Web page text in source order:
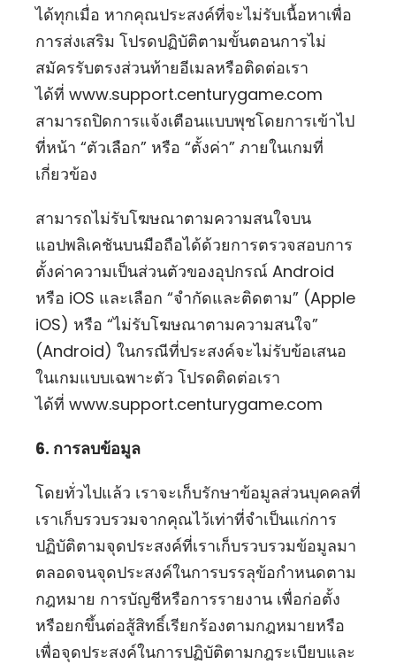
ได้ทุกเมื่อ หากคุณประสงค์ที่จะไม่รับเนื้อหาเพื่อ
การส่งเสริม โปรดปฏิบัติตามขั้นตอนการไม่
สมัครรับตรงส่วนท้ายอีเมลหรือติดต่อเรา
ได้ที่ www.support.centurygame.com
สามารถปิดการแจ้งเตือนแบบพุชโดยการเข้าไป
ที่หน้า “ตัวเลือก” หรือ “ตั้งค่า” ภายในเกมที่
เกี่ยวข้อง
สามารถไม่รับโฆษณาตามความสนใจบน
แอปพลิเคชันบนมือถือได้ด้วยการตรวจสอบการ
ตั้งค่าความเป็นส่วนตัวของอุปกรณ์ Android
หรือ iOS และเลือก “จำกัดและติดตาม” (Apple
iOS) หรือ “ไม่รับโฆษณาตามความสนใจ”
(Android) ในกรณีที่ประสงค์จะไม่รับข้อเสนอ
ในเกมแบบเฉพาะตัว โปรดติดต่อเรา
ได้ที่ www.support.centurygame.com
6. การลบข้อมูล
โดยทั่วไปแล้ว เราจะเก็บรักษาข้อมูลส่วนบุคคลที่
เราเก็บรวบรวมจากคุณไว้เท่าที่จำเป็นแก่การ
ปฏิบัติตามจุดประสงค์ที่เราเก็บรวบรวมข้อมูลมา
ตลอดจนจุดประสงค์ในการบรรลุข้อกำหนดตาม
กฎหมาย การบัญชีหรือการรายงาน เพื่อก่อตั้ง
หรือยกขึ้นต่อสู้สิทธิ์เรียกร้องตามกฎหมายหรือ
เพื่อจุดประสงค์ในการปฏิบัติตามกฎระเบียบและ